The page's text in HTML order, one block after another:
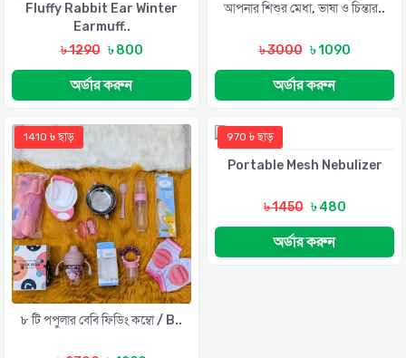
Fluffy Rabbit Ear Winter
Earmuff..
৳ 1290 ৳ 800
অর্ডার করুন
আপনার শিশুর মেধা, ভাষা ও চিন্তার..
৳ 3000 ৳ 1090
অর্ডার করুন
1410 ৳ ছাড়
৮ টি পপুলার বেবি ফিডিং কম্বো / B..
970 ৳ ছাড়
Portable Mesh Nebulizer
৳ 1450 ৳ 480
অর্ডার করুন